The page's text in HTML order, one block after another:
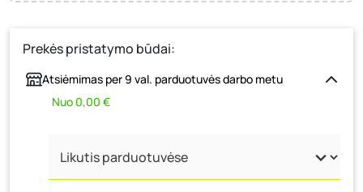
Prekės pristatymo būdai:
Atsiėmimas per 9 val. parduotuvės darbo metu
Nuo 0,00 €